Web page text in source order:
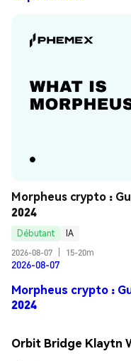
Morpheus crypto :
2024
Débutant
IA
2026-08-07
15-20m
2026-08-07
Morpheus crypto :
2024
Orbit Bridge Klaytn